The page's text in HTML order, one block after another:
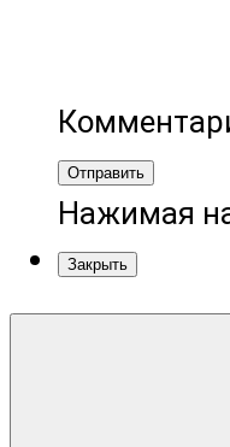
Отправить
Нажимая
Закрыть